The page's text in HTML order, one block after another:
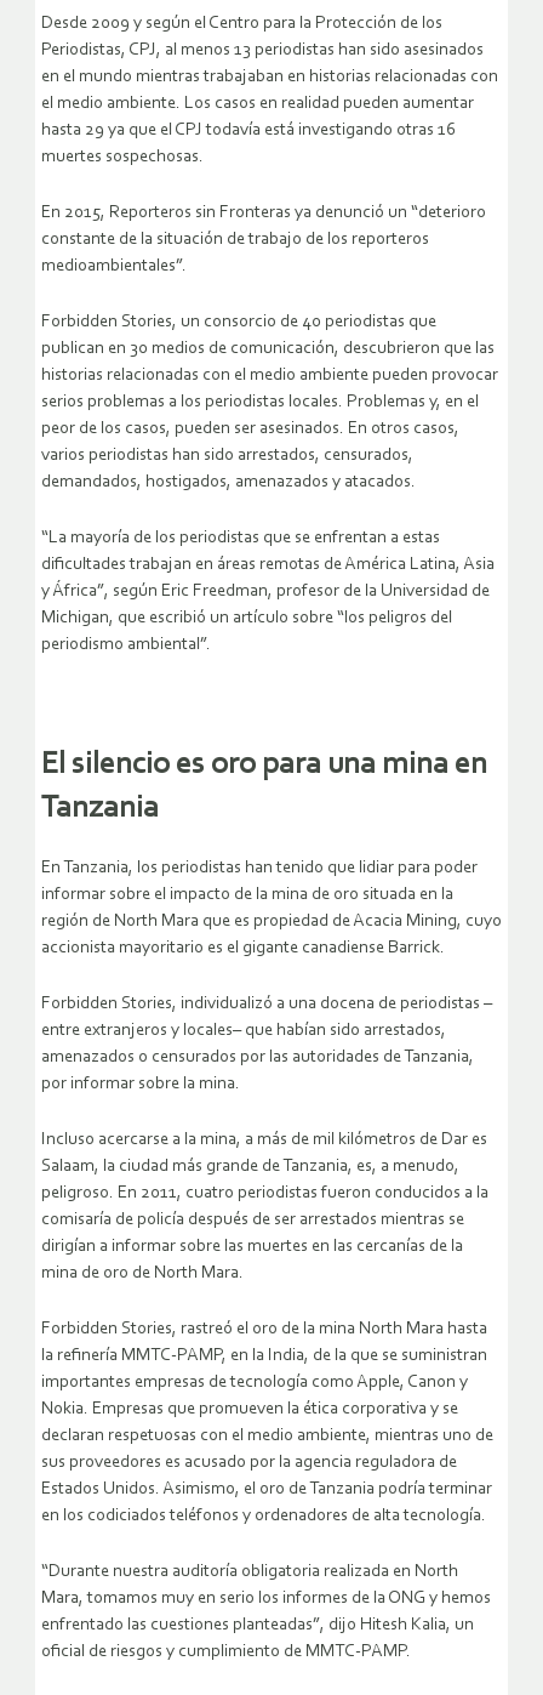
Desde 2009 y según el Centro para la Protección de los
Periodistas, CPJ, al menos 13 periodistas han sido asesinados
en el mundo mientras trabajaban en historias relacionadas con
el medio ambiente. Los casos en realidad pueden aumentar
hasta 29 ya que el CPJ todavía está investigando otras 16
muertes sospechosas.
En 2015, Reporteros sin Fronteras ya denunció un “deterioro
constante de la situación de trabajo de los reporteros
medioambientales”.
Forbidden Stories, un consorcio de 40 periodistas que
publican en 30 medios de comunicación, descubrieron que las
historias relacionadas con el medio ambiente pueden provocar
serios problemas a los periodistas locales. Problemas y, en el
peor de los casos, pueden ser asesinados. En otros casos,
varios periodistas han sido arrestados, censurados,
demandados, hostigados, amenazados y atacados.
“La mayoría de los periodistas que se enfrentan a estas
dificultades trabajan en áreas remotas de América Latina, Asia
y África”, según Eric Freedman, profesor de la Universidad de
Michigan, que escribió un artículo sobre “los peligros del
periodismo ambiental”.
El silencio es oro para una mina en
Tanzania
En Tanzania, los periodistas han tenido que lidiar para poder
informar sobre el impacto de la mina de oro situada en la
región de North Mara que es propiedad de Acacia Mining, cuyo
accionista mayoritario es el gigante canadiense Barrick.
Forbidden Stories, individualizó a una docena de periodistas –
entre extranjeros y locales– que habían sido arrestados,
amenazados o censurados por las autoridades de Tanzania,
por informar sobre la mina.
Incluso acercarse a la mina, a más de mil kilómetros de Dar es
Salaam, la ciudad más grande de Tanzania, es, a menudo,
peligroso. En 2011, cuatro periodistas fueron conducidos a la
comisaría de policía después de ser arrestados mientras se
dirigían a informar sobre las muertes en las cercanías de la
mina de oro de North Mara.
Forbidden Stories, rastreó el oro de la mina North Mara hasta
la refinería MMTC-PAMP, en la India, de la que se suministran
importantes empresas de tecnología como Apple, Canon y
Nokia. Empresas que promueven la ética corporativa y se
declaran respetuosas con el medio ambiente, mientras uno de
sus proveedores es acusado por la agencia reguladora de
Estados Unidos. Asimismo, el oro de Tanzania podría terminar
en los codiciados teléfonos y ordenadores de alta tecnología.
“Durante nuestra auditoría obligatoria realizada en North
Mara, tomamos muy en serio los informes de la ONG y hemos
enfrentado las cuestiones planteadas”, dijo Hitesh Kalia, un
oficial de riesgos y cumplimiento de MMTC-PAMP.